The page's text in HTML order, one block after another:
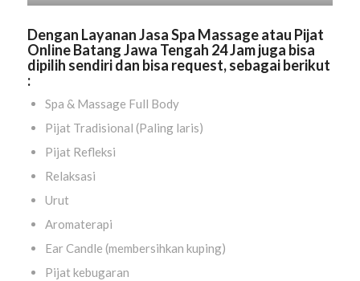
Dengan Layanan Jasa Spa Massage atau Pijat
OnlineBatang Jawa Tengah 24 Jam juga bisa
dipilih sendiri dan bisa request, sebagai berikut
:
Spa & Massage Full Body
Pijat Tradisional (Paling laris)
Pijat Refleksi
Relaksasi
Urut
Aromaterapi
Ear Candle (membersihkan kuping)
Pijat kebugaran